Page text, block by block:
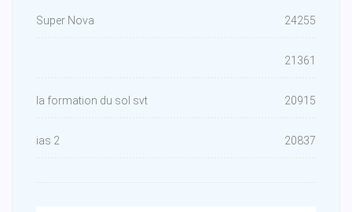
Super Nova 24255
21361
la formation du sol svt 20915
ias 2 20837